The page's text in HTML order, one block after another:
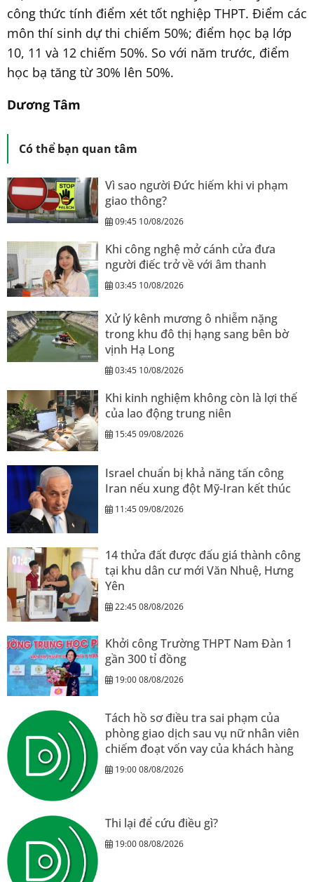
công thức tính điểm xét tốt nghiệp THPT. Điểm các
môn thí sinh dự thi chiếm 50%; điểm học bạ lớp
10, 11 và 12 chiếm 50%. So với năm trước, điểm
học bạ tăng từ 30% lên 50%.
Dương Tâm
Có thể bạn quan tâm
Vì sao người Đức hiếm khi vi phạm
giao thông?
09:45 10/08/2026
Khi công nghệ mở cánh cửa đưa
người điếc trở về với âm thanh
03:45 10/08/2026
Xử lý kênh mương ô nhiễm nặng
trong khu đô thị hạng sang bên bờ
vịnh Hạ Long
03:45 10/08/2026
Khi kinh nghiệm không còn là lợi thế
của lao động trung niên
15:45 09/08/2026
Israel chuẩn bị khả năng tấn công
Iran nếu xung đột Mỹ-Iran kết thúc
11:45 09/08/2026
14 thửa đất được đấu giá thành công
tại khu dân cư mới Văn Nhuệ, Hưng
Yên
22:45 08/08/2026
Khởi công Trường THPT Nam Đàn 1
gần 300 tỉ đồng
19:00 08/08/2026
Tách hồ sơ điều tra sai phạm của
phòng giao dịch sau vụ nữ nhân viên
chiếm đoạt vốn vay của khách hàng
19:00 08/08/2026
Thi lại để cứu điều gì?
19:00 08/08/2026